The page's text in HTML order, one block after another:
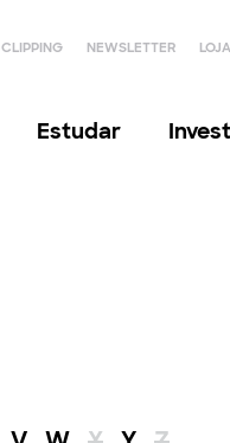
CLIPPING NEWSLETTER LOJA
Estudar